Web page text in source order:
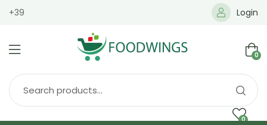
+39 Login
0
0